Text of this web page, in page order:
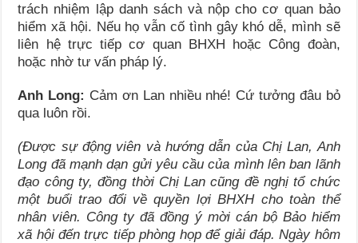
trách nhiệm lập danh sách và nộp cho cơ quan bảo
hiểm xã hội. Nếu họ vẫn cố tình gây khó dễ, mình sẽ
liên hệ trực tiếp cơ quan BHXH hoặc Công đoàn,
hoặc nhờ tư vấn pháp lý.
Anh Long: Cảm ơn Lan nhiều nhé! Cứ tưởng đâu bỏ
qua luôn rồi.
(Được sự động viên và hướng dẫn của Chị Lan, Anh
Long đã mạnh dạn gửi yêu cầu của mình lên ban lãnh
đạo công ty, đồng thời Chị Lan cũng đề nghị tổ chức
một buổi trao đổi về quyền lợi BHXH cho toàn thể
nhân viên. Công ty đã đồng ý mời cán bộ Bảo hiểm
xã hội đến trực tiếp phòng họp để giải đáp. Ngày hôm